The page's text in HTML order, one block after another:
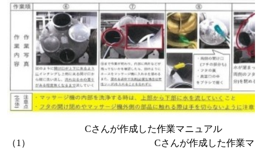
Cさんが作成した作業マニュアル
（1） Cさんが作成した作業マ